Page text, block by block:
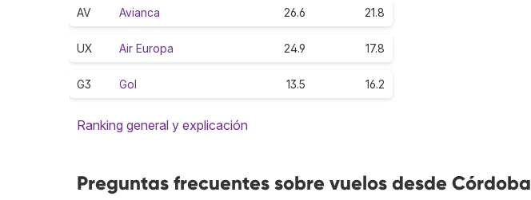
AV Avianca 26.6 21.8
UX Air Europa 24.9 17.8
G3 Gol 13.5 16.2
Ranking general y explicación
Preguntas frecuentes sobre vuelos desde Córdoba